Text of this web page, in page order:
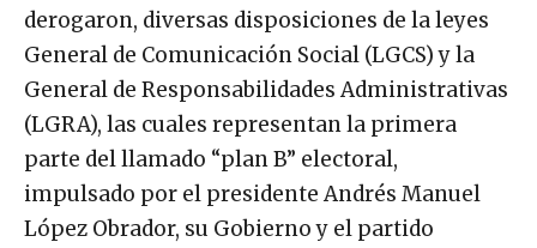
derogaron, diversas disposiciones de la leyes
General de Comunicación Social (LGCS) y la
General de Responsabilidades Administrativas
(LGRA), las cuales representan la primera
parte del llamado “plan B” electoral,
impulsado por el presidente Andrés Manuel
López Obrador, su Gobierno y el partido